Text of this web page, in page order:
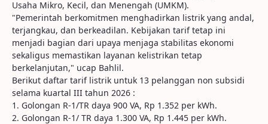
Usaha Mikro, Kecil, dan Menengah (UMKM).
"Pemerintah berkomitmen menghadirkan listrik yang andal,
terjangkau, dan berkeadilan. Kebijakan tarif tetap ini
menjadi bagian dari upaya menjaga stabilitas ekonomi
sekaligus memastikan layanan kelistrikan tetap
berkelanjutan," ucap Bahlil.
Berikut daftar tarif listrik untuk 13 pelanggan non subsidi
selama kuartal III tahun 2026 :
1. Golongan R-1/TR daya 900 VA, Rp 1.352 per kWh.
2. Golongan R-1/ TR daya 1.300 VA, Rp 1.445 per kWh.